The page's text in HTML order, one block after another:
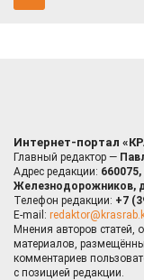
Интернет-портал
Главный редактор —
Адрес редакции:
Железнодорожников,
Телефон редакции: +7
E-mail:
Мнения авторов статей,
материалов,
комментариев
с позицией редакции.